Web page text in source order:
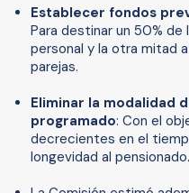
Establecer fondos
Para destinar un 50%
personal y la otra mitad
parejas.
Eliminar la modalidad
programado: Con el
decrecientes en el
longevidad al pensionado.